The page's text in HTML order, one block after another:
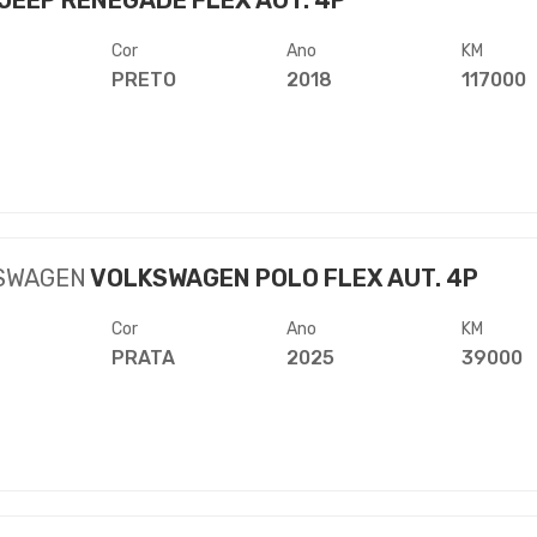
Cor
PRETO
Ano
2018
KM
117000
VOLKSWAGEN POLO FLEX AUT. 4P
Cor
PRATA
Ano
2025
KM
39000